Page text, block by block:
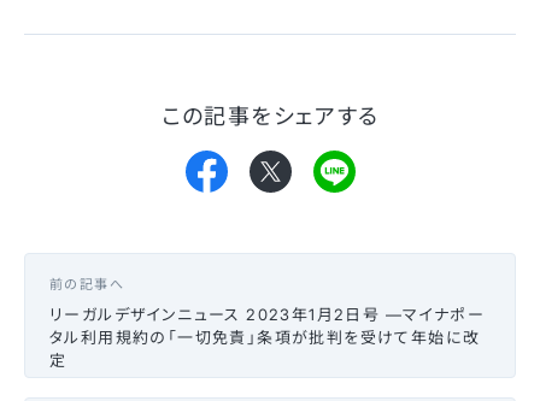
この記事をシェアする
前の記事へ
リーガルデザインニュース 2023年1月2日号 —マイナポー
タル利用規約の「一切免責」条項が批判を受けて年始に改
定